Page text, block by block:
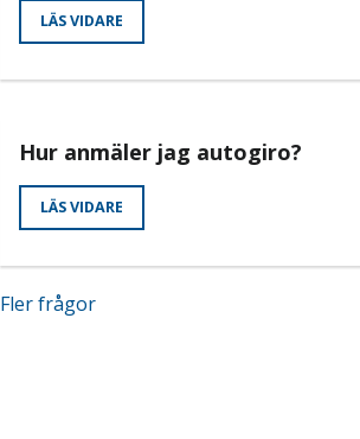
LÄS VIDARE
Hur anmäler jag autogiro?
LÄS VIDARE
Fler frågor